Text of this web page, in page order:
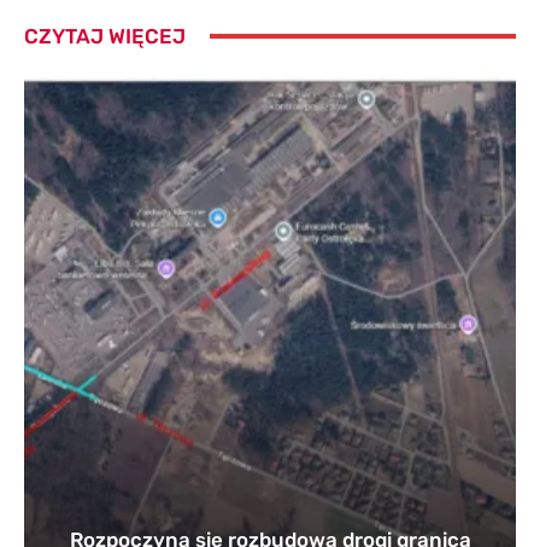
CZYTAJ WIĘCEJ
Rozpoczyna się rozbudowa drogi granica